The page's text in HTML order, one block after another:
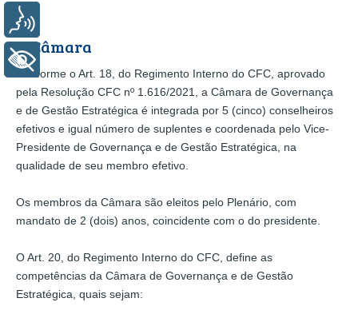
A Câmara
Conforme o Art. 18, do Regimento Interno do CFC, aprovado
pela Resolução CFC nº 1.616/2021, a Câmara de Governança
e de Gestão Estratégica é integrada por 5 (cinco) conselheiros
efetivos e igual número de suplentes e coordenada pelo Vice-
Presidente de Governança e de Gestão Estratégica, na
qualidade de seu membro efetivo.
Os membros da Câmara são eleitos pelo Plenário, com
mandato de 2 (dois) anos, coincidente com o do presidente.
O Art. 20, do Regimento Interno do CFC, define as
competências da Câmara de Governança e de Gestão
Estratégica, quais sejam: